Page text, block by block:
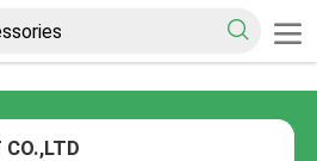
CO.,LTD